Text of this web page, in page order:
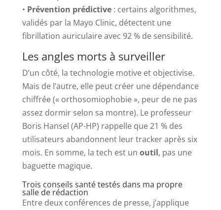
• Prévention prédictive: certains algorithmes,
validés par la Mayo Clinic, détectent une
fibrillation auriculaire avec 92 % de sensibilité.
Les angles morts à surveiller
D’un côté, la technologie motive et objectivise.
Mais de l’autre, elle peut créer une dépendance
chiffrée (« orthosomiophobie », peur de ne pas
assez dormir selon sa montre). Le professeur
Boris Hansel (AP-HP) rappelle que 21 % des
utilisateurs abandonnent leur tracker après six
mois. En somme, la tech est un outil, pas une
baguette magique.
Trois conseils santé testés dans ma propre
salle de rédaction
Entre deux conférences de presse, j’applique